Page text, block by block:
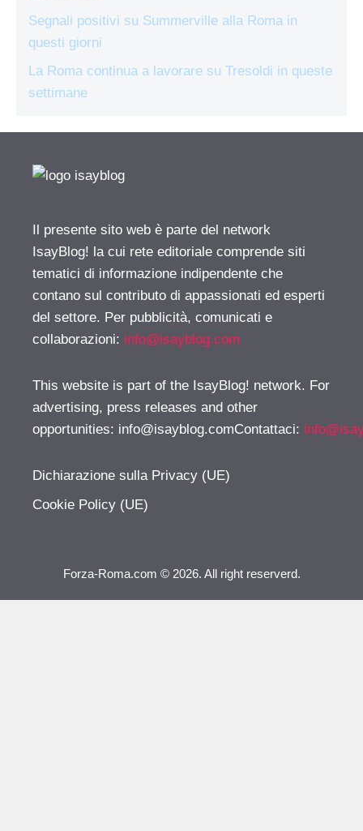
Segnali positivi su Summerville alla Roma in
questi giorni
La Roma continua a lavorare su Tresoldi in queste
settimane
Il presente sito web è parte del network
IsayBlog! la cui rete editoriale comprende siti
tematici di informazione indipendente che
contano sul contributo di appassionati ed esperti
del settore. Per pubblicità, comunicati e
collaborazioni: info@isayblog.com
This website is part of the IsayBlog! network. For
advertising, press releases and other
opportunities: info@isayblog.comContattaci:
Dichiarazione sulla Privacy (UE)
Cookie Policy (UE)
Forza-Roma.com © 2026. All right reserverd.